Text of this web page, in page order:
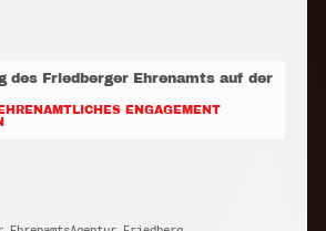
des Friedberger Ehrenamts auf der
ENGAGEMENT